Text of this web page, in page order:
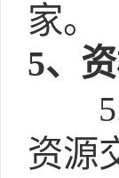
家。
5、
资源